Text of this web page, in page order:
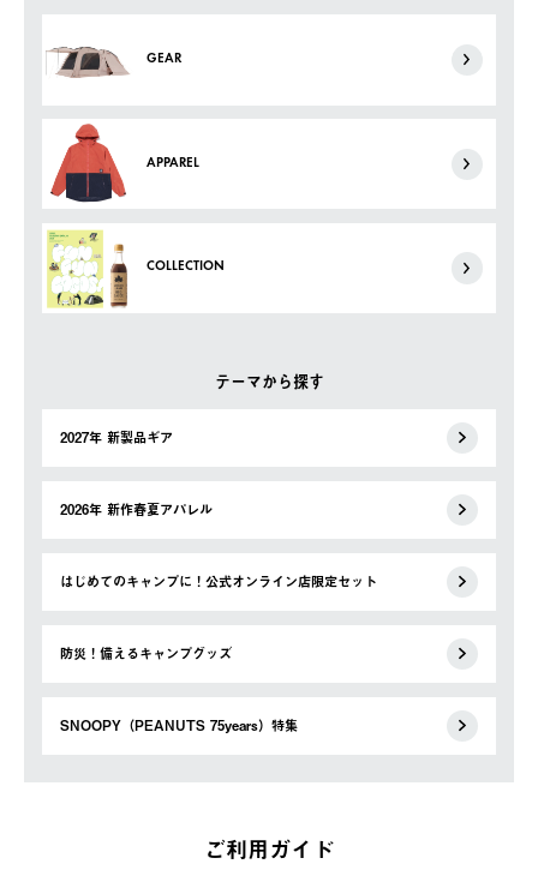
GEAR
APPAREL
COLLECTION
テーマから探す
2027年 新製品ギア
2026年 新作春夏アパレル
はじめてのキャンプに！公式オンライン店限定セット
防災！備えるキャンプグッズ
SNOOPY（PEANUTS 75years）特集
ご利用ガイド